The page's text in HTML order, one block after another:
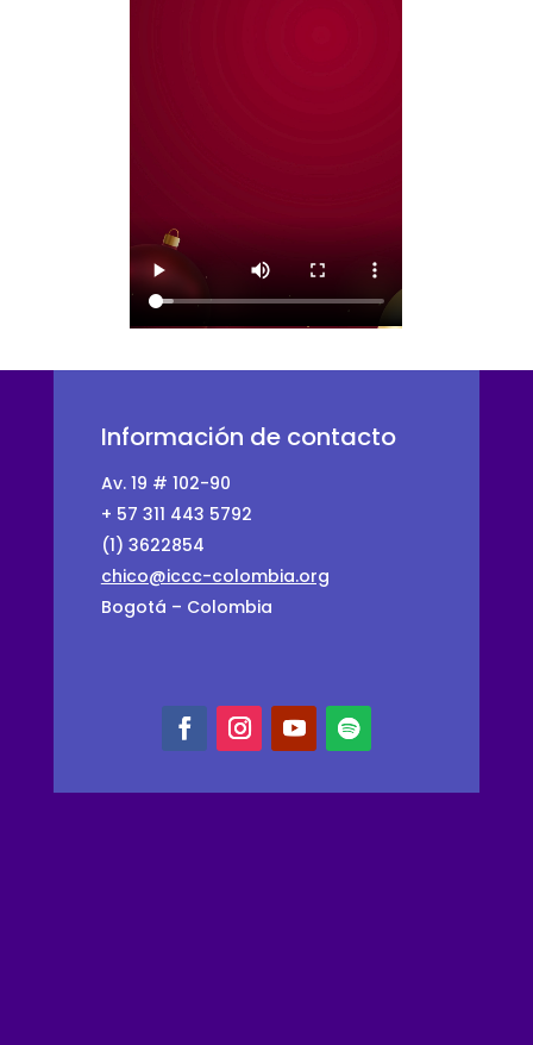
Información de contacto
Av. 19 # 102-90
+ 57 311 443 5792
(1) 3622854
chico@iccc-colombia.org
Bogotá – Colombia